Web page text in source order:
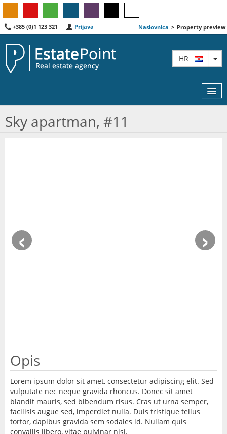
+385 (0)1 123 321 Prijava Naslovnica > Property preview
HR
Sky apartman, #11
‹ ›
Opis
Lorem ipsum dolor sit amet, consectetur adipiscing elit. Sed
vulputate nec neque gravida rhoncus. Donec sit amet
blandit mauris, sed bibendum risus. Cras ut urna semper,
facilisis augue sed, imperdiet nulla. Duis tristique tellus
tortor, dapibus gravida sem sodales id. Nullam quis
convallis libero, vitae pulvinar nisi.